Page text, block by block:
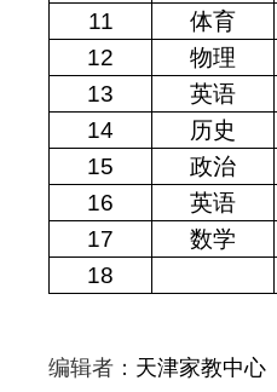
11 体育
12 物理
13 英语
14 历史
15 政治
16 英语
17 数学
18
编辑者： 天津家教中心